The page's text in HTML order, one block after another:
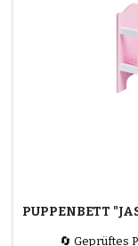
PUPPENBETT
🔄 Geprüftes